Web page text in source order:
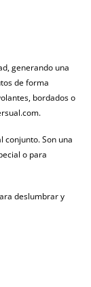
generando una
de forma
bordados o
conjunto. Son una
o para
deslumbrar y